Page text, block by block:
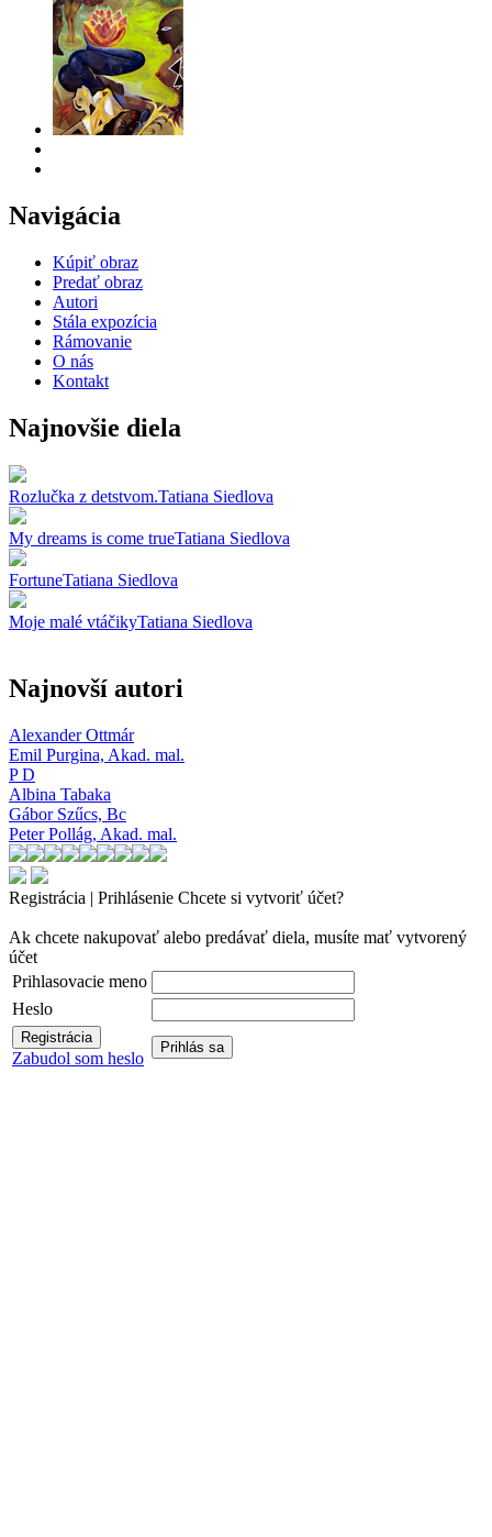
Navigácia
Kúpiť obraz
Predať obraz
Autori
Stála expozícia
Rámovanie
O nás
Kontakt
Najnovšie diela
Rozlučka z detstvom.Tatiana Siedlova
My dreams is come trueTatiana Siedlova
FortuneTatiana Siedlova
Moje malé vtáčikyTatiana Siedlova
Najnovší autori
Alexander Ottmár
Emil Purgina, Akad. mal.
P D
Albina Tabaka
Gábor Szűcs, Bc
Peter Pollág, Akad. mal.
Registrácia | Prihlásenie Chcete si vytvoriť účet?
Ak chcete nakupovať alebo predávať diela, musíte mať vytvorený
účet
Prihlasovacie meno
Heslo
Zabudol som heslo